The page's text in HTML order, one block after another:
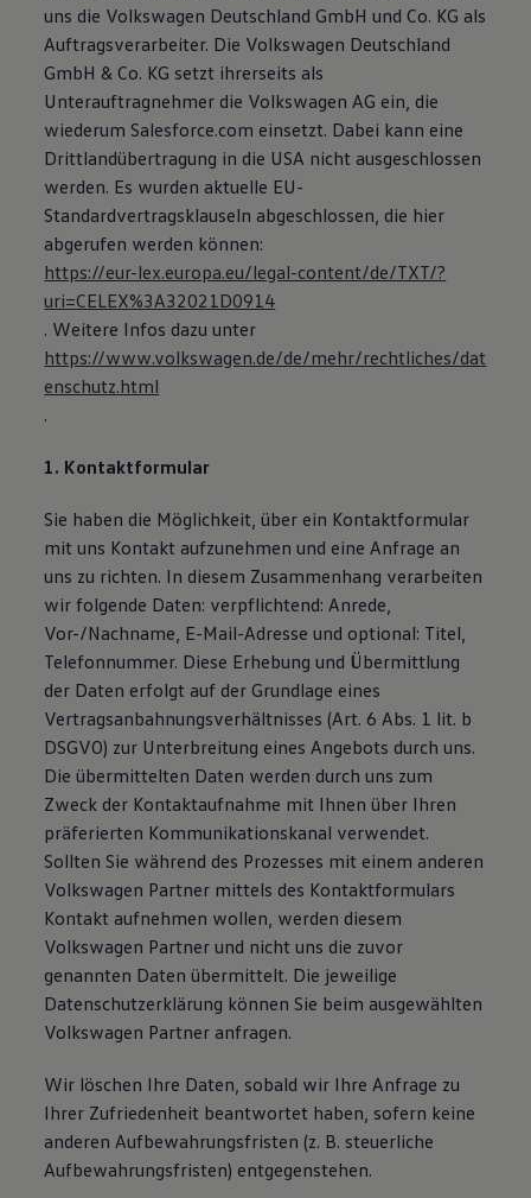
uns die Volkswagen Deutschland GmbH und Co. KG als
Auftragsverarbeiter. Die Volkswagen Deutschland
GmbH & Co. KG setzt ihrerseits als
Unterauftragnehmer die Volkswagen AG ein, die
wiederum Salesforce.com einsetzt. Dabei kann eine
Drittlandübertragung in die USA nicht ausgeschlossen
werden. Es wurden aktuelle EU-
Standardvertragsklauseln abgeschlossen, die hier
abgerufen werden können:
https://eur-lex.europa.eu/legal-content/de/TXT/?
uri=CELEX%3A32021D0914
. Weitere Infos dazu unter
https://www.volkswagen.de/de/mehr/rechtliches/dat
enschutz.html
.
1. Kontaktformular
Sie haben die Möglichkeit, über ein Kontaktformular
mit uns Kontakt aufzunehmen und eine Anfrage an
uns zu richten. In diesem Zusammenhang verarbeiten
wir folgende Daten: verpflichtend: Anrede,
Vor-/Nachname, E-Mail-Adresse und optional: Titel,
Telefonnummer. Diese Erhebung und Übermittlung
der Daten erfolgt auf der Grundlage eines
Vertragsanbahnungsverhältnisses (Art. 6 Abs. 1 lit. b
DSGVO) zur Unterbreitung eines Angebots durch uns.
Die übermittelten Daten werden durch uns zum
Zweck der Kontaktaufnahme mit Ihnen über Ihren
präferierten Kommunikationskanal verwendet.
Sollten Sie während des Prozesses mit einem anderen
Volkswagen Partner mittels des Kontaktformulars
Kontakt aufnehmen wollen, werden diesem
Volkswagen Partner und nicht uns die zuvor
genannten Daten übermittelt. Die jeweilige
Datenschutzerklärung können Sie beim ausgewählten
Volkswagen Partner anfragen.
Wir löschen Ihre Daten, sobald wir Ihre Anfrage zu
Ihrer Zufriedenheit beantwortet haben, sofern keine
anderen Aufbewahrungsfristen (z. B. steuerliche
Aufbewahrungsfristen) entgegenstehen.